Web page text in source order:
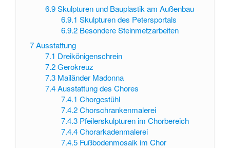
6.9 Skulpturen und Bauplastik am Außenbau
6.9.1 Skulpturen des Petersportals
6.9.2 Besondere Steinmetzarbeiten
7Ausstattung
7.1 Dreikönigenschrein
7.2 Gerokreuz
7.3 Mailänder Madonna
7.4 Ausstattung des Chores
7.4.1 Chorgestühl
7.4.2 Chorschrankenmalerei
7.4.3 Pfeilerskulpturen im Chorbereich
7.4.4 Chorarkadenmalerei
7.4.5 Fußbodenmosaik im Chor